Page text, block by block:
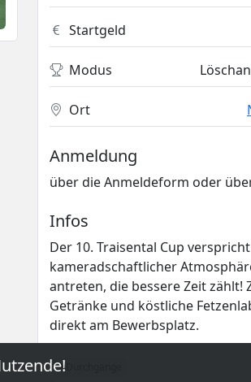
Startgeld
Modus
Ort
Anmeldung
über die Anmeldeform oder
Infos
Der 10. Traisental Cup
kameradschaftlicher
antreten, die bessere Zeit
Getränke und köstliche
direkt am Bewerbsplatz.
2 Durchgänge